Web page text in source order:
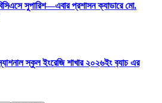
সুপারিশ—এবার প্রশাসন ক্যাডারে মো.
স্কুল ইংরেজি শাখার ২০২৬ইং ব‍্যাচ এর